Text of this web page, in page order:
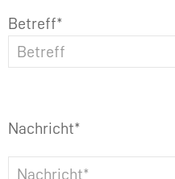
Betreff*
Nachricht*